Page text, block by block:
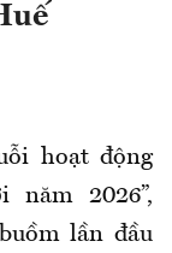
hoạt động
2026”,
lần đầu